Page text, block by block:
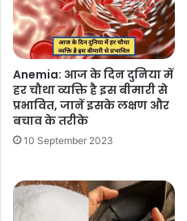
Anemia: आज के दिन दुनिया में
हर चौथा व्यक्ति है इस बीमारी से
प्रभावित, जानें इसके लक्षण और
बचाव के तरीके
10 September 2023